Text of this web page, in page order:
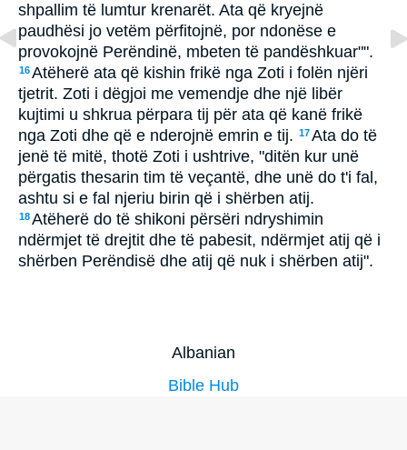
shpallim të lumtur krenarët. Ata që kryejnë
paudhësi jo vetëm përfitojnë, por ndonëse e
provokojnë Perëndinë, mbeten të pandëshkuar"".
16Atëherë ata që kishin frikë nga Zoti i folën njëri
tjetrit. Zoti i dëgjoi me vemendje dhe një libër
kujtimi u shkrua përpara tij për ata që kanë frikë
nga Zoti dhe që e nderojnë emrin e tij. 17Ata do të
jenë të mitë, thotë Zoti i ushtrive, "ditën kur unë
përgatis thesarin tim të veçantë, dhe unë do t'i fal,
ashtu si e fal njeriu birin që i shërben atij.
18Atëherë do të shikoni përsëri ndryshimin
ndërmjet të drejtit dhe të pabesit, ndërmjet atij që i
shërben Perëndisë dhe atij që nuk i shërben atij".
Albanian
Bible Hub